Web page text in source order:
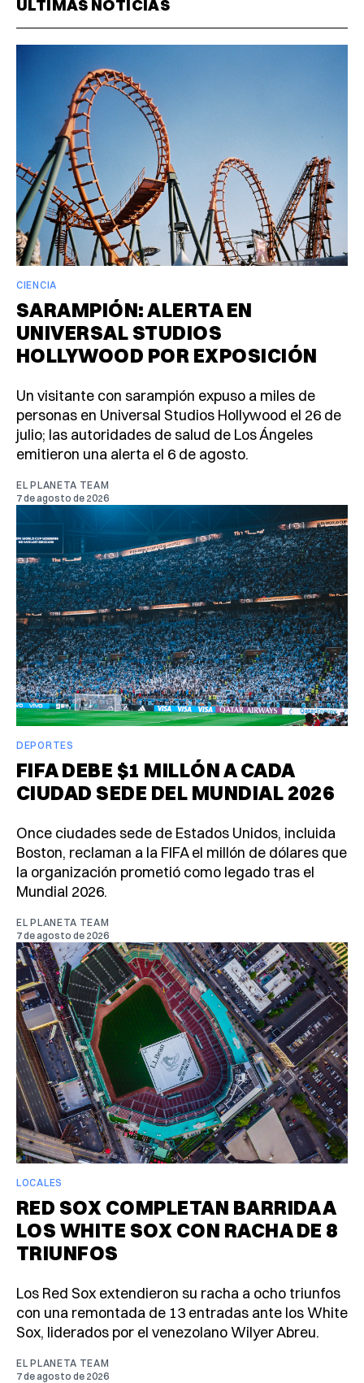
ÚLTIMAS NOTICIAS
CIENCIA
SARAMPIÓN: ALERTA EN
UNIVERSAL STUDIOS
HOLLYWOOD POR EXPOSICIÓN
Un visitante con sarampión expuso a miles de
personas en Universal Studios Hollywood el 26 de
julio; las autoridades de salud de Los Ángeles
emitieron una alerta el 6 de agosto.
EL PLANETA TEAM
7 de agosto de 2026
DEPORTES
FIFA DEBE $1 MILLÓN A CADA
CIUDAD SEDE DEL MUNDIAL 2026
Once ciudades sede de Estados Unidos, incluida
Boston, reclaman a la FIFA el millón de dólares que
la organización prometió como legado tras el
Mundial 2026.
EL PLANETA TEAM
7 de agosto de 2026
LOCALES
RED SOX COMPLETAN BARRIDA A
LOS WHITE SOX CON RACHA DE 8
TRIUNFOS
Los Red Sox extendieron su racha a ocho triunfos
con una remontada de 13 entradas ante los White
Sox, liderados por el venezolano Wilyer Abreu.
EL PLANETA TEAM
7 de agosto de 2026